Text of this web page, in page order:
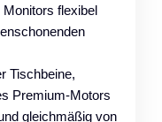
flexibel
Tischbeine,
Premium-Motors
gleichmäßig von